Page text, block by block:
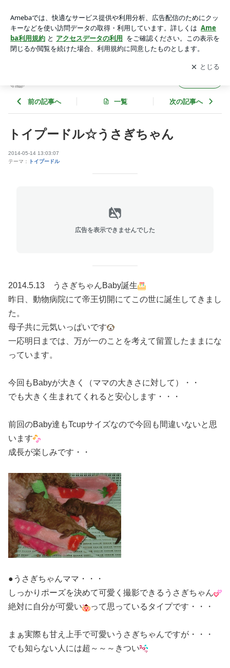
アプリをダウンロードして ブログの更新通知
を受け取りまし
ょう。
開く
前の記事へ 一覧 次の記事へ
トイプードル☆うさぎちゃん
2014-05-14 13:03:07
テーマ：
トイプードル
広告を表示できませんでした
2014.5.13 うさぎちゃんBaby誕生
昨日、動物病院にて帝王切開にてこの世に誕生してきまし
た。
母子共に元気いっぱいです
一応明日までは、万が一のことを考えて留置したままにな
っています。
今回もBabyが大きく（ママの大きさに対して）・・
でも大きく生まれてくれると安心します・・・
前回のBaby達もTcupサイズなので今回も間違いないと思
います
成長が楽しみです・・
●うさぎちゃんママ・・・
しっかりポーズを決めて可愛く撮影できるうさぎちゃん
絶対に自分が可愛い
って思っているタイプです・・・
まぁ実際も甘え上手で可愛いうさぎちゃんですが・・・
でも知らない人には超～～～きつい